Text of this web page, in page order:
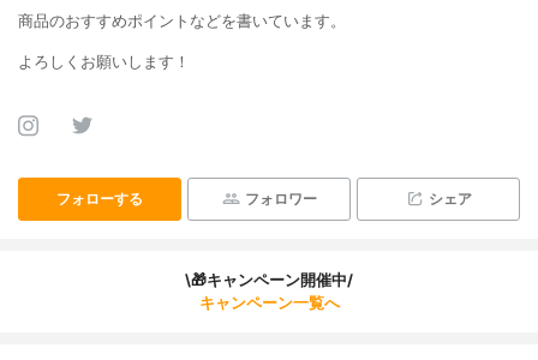
商品のおすすめポイントなどを書いています。
よろしくお願いします！
フォローする フォロワー シェア
\🎁キャンペーン開催中/
キャンペーン一覧へ